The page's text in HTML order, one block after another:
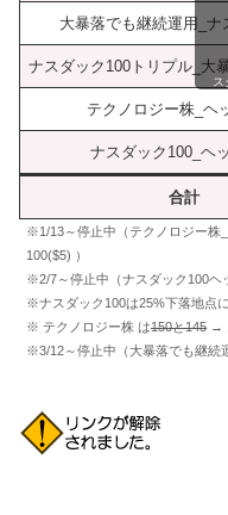
大暴落でも継続運用_ナ
ナスダック100トリプル_大
テクノロジー株_ヘ
ナスダック100_ヘ
合計
ス
※1/13～停止中（テクノロジー株
100($5) ）
※2/7～停止中（ナスダック100ヘ
※ナスダック100は25%下落地点
※ テクノロジー株 は150と145 →
※3/12～停止中（大暴落でも継続